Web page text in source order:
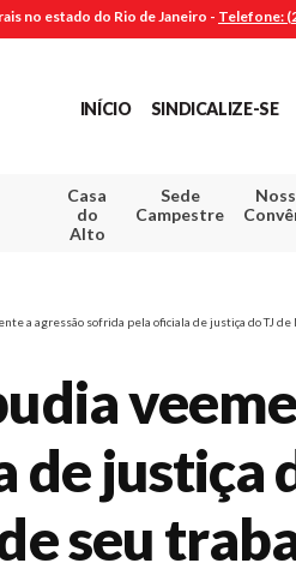
no estado do Rio de Janeiro - Telefone:
INÍCIO SINDICALIZE-SE
Casa
do
Alto
Sede
Campestre
a agressão sofrida pela oficiala de justiça do TJ
de justiça
seu